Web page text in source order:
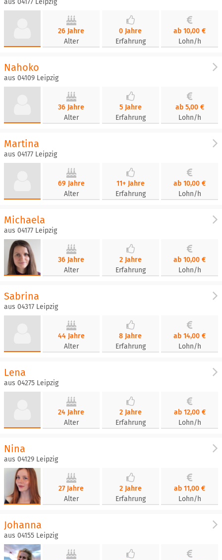
aus 04177 Leipzig
26 Jahre
Alter
0 Jahre
Erfahrung
ab 10,00 €
Lohn/h
Nahoko
aus 04109 Leipzig
36 Jahre
Alter
5 Jahre
Erfahrung
ab 5,00 €
Lohn/h
Martina
aus 04177 Leipzig
69 Jahre
Alter
11+ Jahre
Erfahrung
ab 10,00 €
Lohn/h
Michaela
aus 04177 Leipzig
36 Jahre
Alter
2 Jahre
Erfahrung
ab 10,00 €
Lohn/h
Sabrina
aus 04317 Leipzig
44 Jahre
Alter
8 Jahre
Erfahrung
ab 14,00 €
Lohn/h
Lena
aus 04275 Leipzig
24 Jahre
Alter
2 Jahre
Erfahrung
ab 12,00 €
Lohn/h
Nina
aus 04129 Leipzig
27 Jahre
Alter
2 Jahre
Erfahrung
ab 11,00 €
Lohn/h
Johanna
aus 04155 Leipzig